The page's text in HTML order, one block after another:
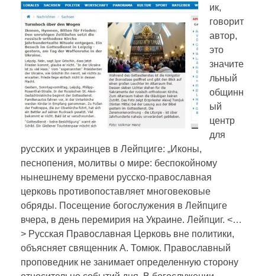
ик,
говорит
автор,
это
значите
льный
общинн
ый
центр
для
русских и украинцев в Лейпциге: „Иконы,
песнопения, молитвы о мире: беспокойному
нынешнему времени русско-православная
церковь противопоставляет многовековые
обряды. Посещение богослужения в Лейпциге
вчера, в день перемирия на Украине. Лейпциг. <…
> Русская Православная Церковь вне политики,
объясняет священник А. Томюк. Православный
проповедник не занимает определенную сторону